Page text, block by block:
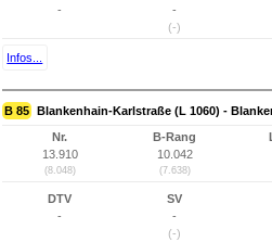
-
-
(-)
Infos...
B 85 Blankenhain-Karlstraße (L 1060) -
Nr.
13.910
(8.048)
B-Rang
10.042
(7.638)
DTV
-
SV
-
(-)